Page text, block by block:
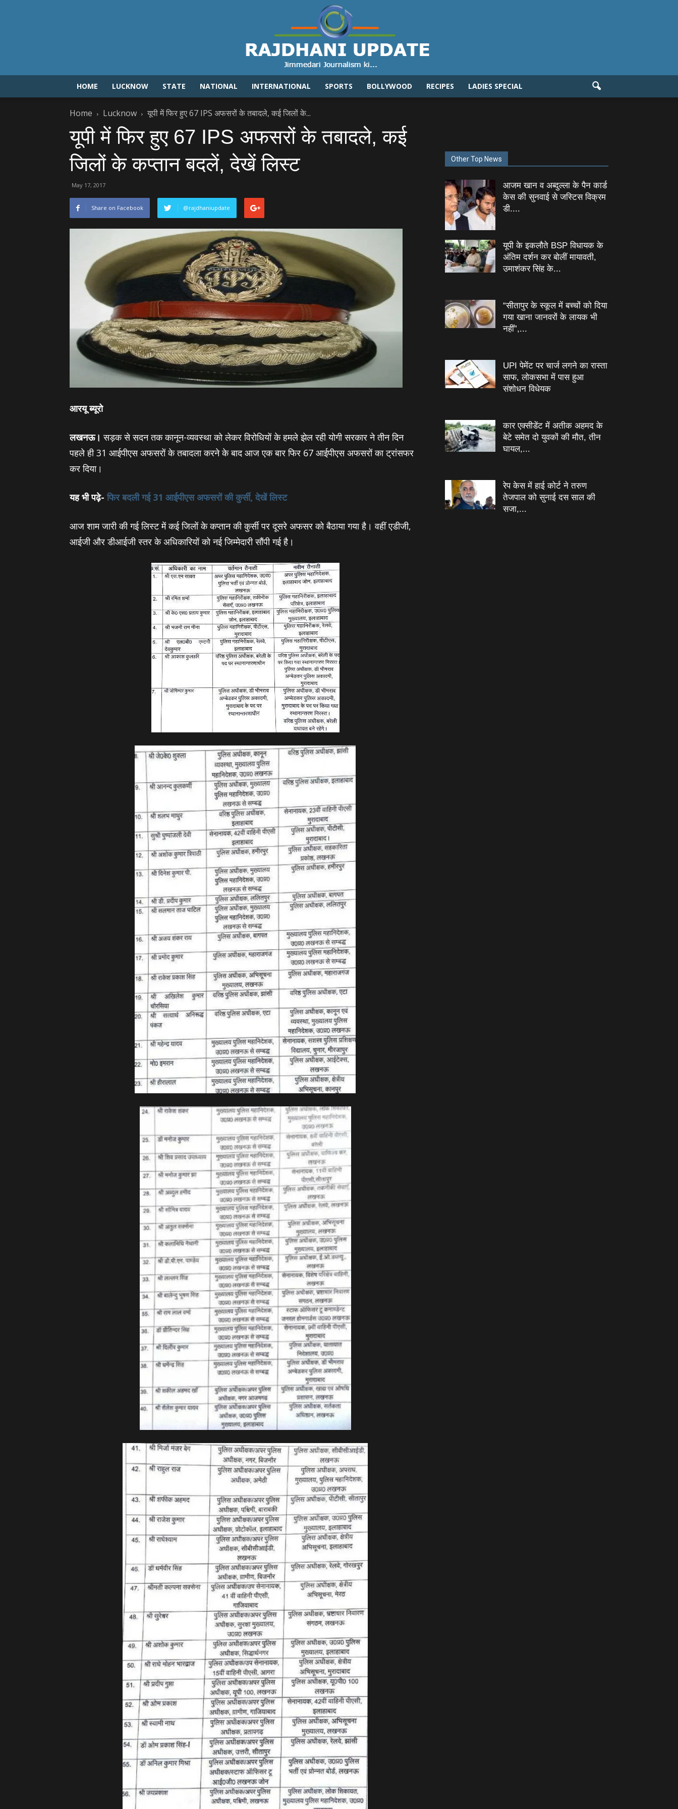
HOME LUCKNOW STATE NATIONAL INTERNATIONAL SPORTS BOLLYWOOD RECIPES LADIES SPECIAL
Home Lucknow यूपी में फिर हुए 67 IPS अफसरों के तबादले, कई जिलों के...
यूपी में फिर हुए 67 IPS अफसरों के तबादले, कई
जिलों के कप्‍तान बदलें, देखें लिस्‍ट
May 17, 2017
Share on Facebook @rajdhaniupdate
आरयू ब्‍यूरो
लखनऊ। सड़क से सदन तक कानून-व्‍यवस्‍था को लेकर विरोधियों के हमले झेल रही योगी सरकार ने तीन दिन
पहले ही 31 आईपीएस अफसरों के तबादला करने के बाद आज एक बार फिर 67 आईपीएस अफसरों का ट्रांसफर
कर दिया।
यह भी पढ़े- फिर बदली गई 31 आईपीएस अफसरों की कुर्सी, देखें लिस्ट
आज शाम जारी की गई लिस्‍ट में कई जिलों के कप्‍तान की कुर्सी पर दूसरे अफसर को बैठाया गया है। वहीं एडीजी,
आईजी और डीआईजी स्‍तर के अधिकारियों को नई जिम्‍मेदारी सौंपी गई है।
Other Top News
आजम खान व अब्दुल्ला के पैन कार्ड
केस की सुनवाई से जस्टिस विक्रम
डी....
यूपी के इकलौते BSP विधायक के
अंतिम दर्शन कर बोलीं मायावती,
उमाशंकर सिंह के...
“सीतापुर के स्‍कूल में बच्‍चों को दिया
गया खाना जानवरों के लायक भी
नहीं”,...
UPI पेमेंट पर चार्ज लगने का रास्ता
साफ, लोकसभा में पास हुआ
संशोधन विधेयक
कार एक्सीडेंट में अतीक अहमद के
बेटे समेत दो युवकों की मौत, तीन
घायल,...
रेप केस में हाई कोर्ट ने तरुण
तेजपाल को सुनाई दस साल की
सजा,...